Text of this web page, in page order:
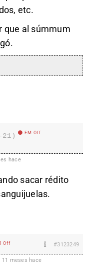
etc.
que al súmmum
21) EM Off
hace
sacar rédito
Off #3123249
11 meses hace